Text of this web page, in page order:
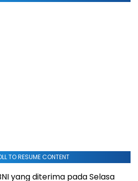
TO RESUME CONTENT
yang diterima pada Selasa